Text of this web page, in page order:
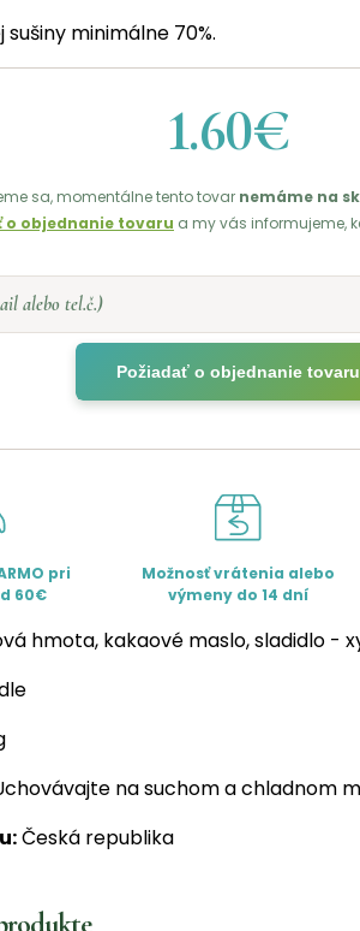
minimálne 70%.
1.60€
sa, momentálne tento tovar nemáme na
o objednanie tovaru a my vás informujeme,
alebo tel.č.)
Požiadať o objednanie tovaru
pri
60€
Možnosť vrátenia alebo
výmeny do 14 dní
hmota, kakaové maslo, sladidlo -
na suchom a chladnom
Česká republika